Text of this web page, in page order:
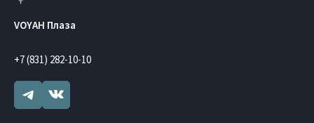
VOYAH Плаза
+7 (831) 282-10-10